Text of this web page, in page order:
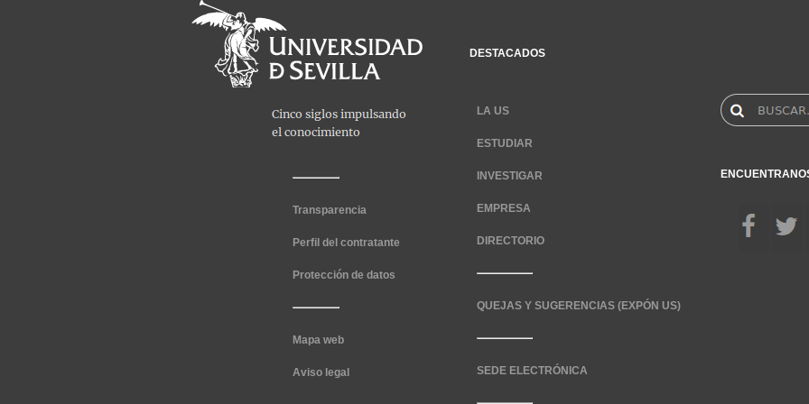
Transparencia
Perfil del contratante
Protección de datos
Mapa web
Aviso legal
DESTACADOS
LA US
ESTUDIAR
INVESTIGAR
EMPRESA
DIRECTORIO
QUEJAS Y SUGERENCIAS (EXPÓN US)
SEDE ELECTRÓNICA